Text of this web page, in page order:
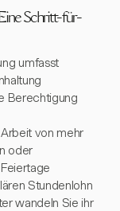
Schritt-für-
umfasst
Berechtigung
von mehr
oder
Stundenlohn
wandeln Sie ihr